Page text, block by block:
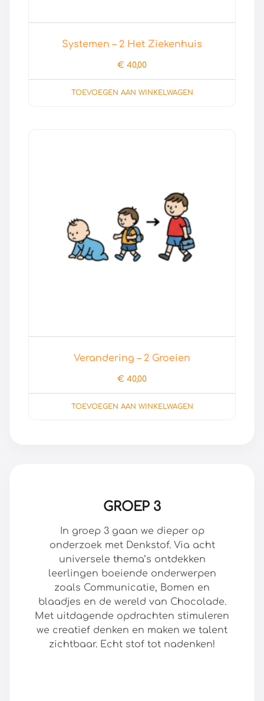
Systemen – 2 Het Ziekenhuis
€ 40,00
TOEVOEGEN AAN WINKELWAGEN
Verandering – 2 Groeien
€ 40,00
TOEVOEGEN AAN WINKELWAGEN
GROEP 3
In groep 3 gaan we dieper op
onderzoek met Denkstof. Via acht
universele thema’s ontdekken
leerlingen boeiende onderwerpen
zoals Communicatie, Bomen en
blaadjes en de wereld van Chocolade.
Met uitdagende opdrachten stimuleren
we creatief denken en maken we talent
zichtbaar. Echt stof tot nadenken!